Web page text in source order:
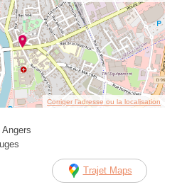
Corriger l’adresse ou la localisation
Trajet Maps